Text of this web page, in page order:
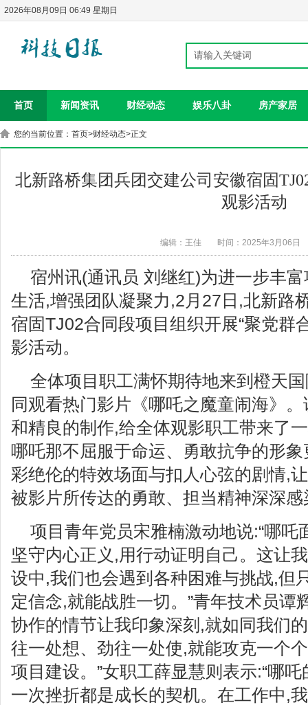
2026年08月09日 06:49 星期日
首页 新闻资讯 财经动态 娱乐八卦 房产家居
您的当前位置： 首页>财经动态>正文
北新路桥集团兵团交建公司安徽宿固
观影活动
编辑：王佳 时间：2025年3月06日
宿州讯(通讯员 刘继红)为进一步丰
生活,增强团队凝聚力,2月27日,北新路
宿固TJ02合同段项目组织开展“聚党群
影活动。
全体项目职工满怀期待地来到橙天
同观看热门影片《哪吒之魔童闹海》
和精良的制作,给全体观影职工带来了
哪吒那不屈服于命运、勇敢抗争的形
彩绝伦的特效场面与扣人心弦的剧情,
被影片所传达的勇敢、担当精神深深感
项目青年党员宋雅楠激动地说:“哪吒
坚守内心正义,用行动证明自己。这让
设中,我们也会遇到各种困难与挑战,但
定信念,就能战胜一切。”青年技术员谭
协作的情节让我印象深刻,就如同我们
往一处想、劲往一处使,就能攻克一个
项目建设。”女职工薛显慧则表示:“哪
一次挫折都是成长的契机。在工作中,